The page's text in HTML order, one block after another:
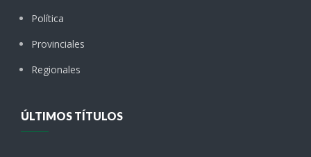
Política
Provinciales
Regionales
ÚLTIMOS TÍTULOS